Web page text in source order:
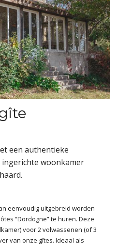
een authentieke
woonkamer
eenvoudig uitgebreid worden
“Dordogne” te huren. Deze
voor 2 volwassenen (of 3
van onze gîtes. Ideaal als